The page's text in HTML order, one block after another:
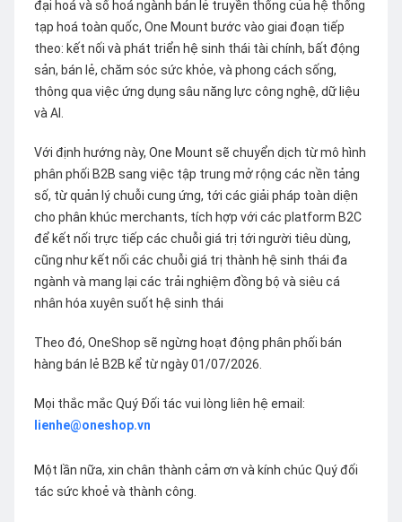
đại hoá và số hoá ngành bán lẻ truyền thống của hệ thống
tạp hoá toàn quốc, One Mount bước vào giai đoạn tiếp
theo: kết nối và phát triển hệ sinh thái tài chính, bất động
sản, bán lẻ, chăm sóc sức khỏe, và phong cách sống,
thông qua việc ứng dụng sâu năng lực công nghệ, dữ liệu
và AI.
Với định hướng này, One Mount sẽ chuyển dịch từ mô hình
phân phối B2B sang việc tập trung mở rộng các nền tảng
số, từ quản lý chuỗi cung ứng, tới các giải pháp toàn diện
cho phân khúc merchants, tích hợp với các platform B2C
để kết nối trực tiếp các chuỗi giá trị tới người tiêu dùng,
cũng như kết nối các chuỗi giá trị thành hệ sinh thái đa
ngành và mang lại các trải nghiệm đồng bộ và siêu cá
nhân hóa xuyên suốt hệ sinh thái
Theo đó, OneShop sẽ ngừng hoạt động phân phối bán
hàng bán lẻ B2B kể từ ngày 01/07/2026.
Mọi thắc mắc Quý Đối tác vui lòng liên hệ email:
lienhe@oneshop.vn
Một lần nữa, xin chân thành cảm ơn và kính chúc Quý đối
tác sức khoẻ và thành công.